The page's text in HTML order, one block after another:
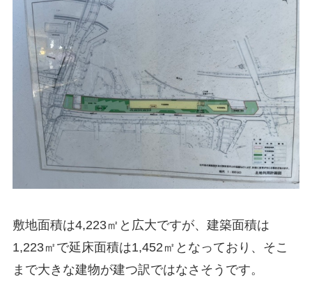
敷地面積は4,223㎡ と広大ですが、建築面積は
1,223㎡で延床面積は1,452㎡となっており、そこ
まで大きな建物が建つ訳ではなさそうです。